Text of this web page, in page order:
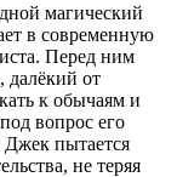
магический
в современную
Перед ним
далёкий от
к обычаям и
вопрос его
пытается
не теряя